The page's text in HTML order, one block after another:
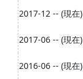
2017-12 -- (現在)
2017-06 -- (現在)
2016-06 -- (現在)